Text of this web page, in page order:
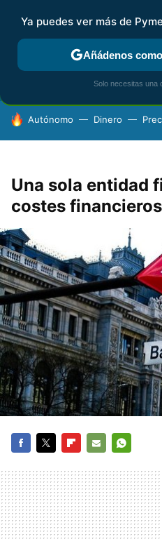
FISCALIDAD Y CONTABILIDAD
HOY SE HABLA DE
Autónomo Dinero
Una sola entidad
costes
MAIL
Ya puedes ver más de
Añádenos
Solo necesitas una